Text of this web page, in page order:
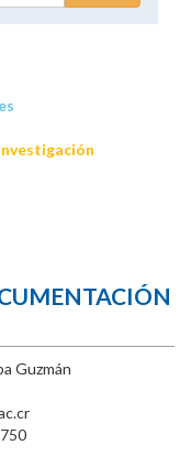
Guzmán